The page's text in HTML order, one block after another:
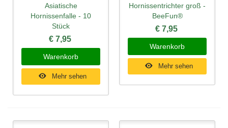
Asiatische
Hornissenfalle - 10
Stück
€ 7,95
Warenkorb
Mehr sehen
Hornissentrichter groß -
BeeFun®
€ 7,95
Warenkorb
Mehr sehen